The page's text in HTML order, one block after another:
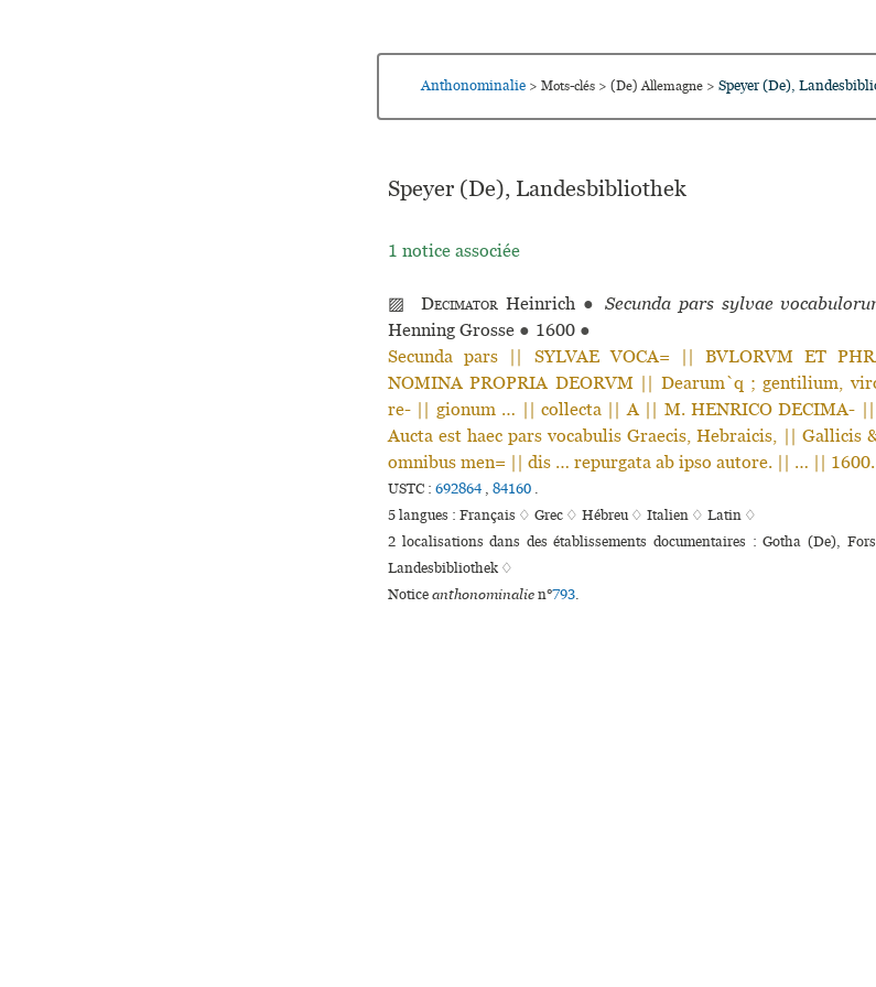
Anthonominalie > Mots-clés > (De) Allemagne > Speyer (De),
Speyer (De), Landesbibliothek
1 notice associée
▨ Decimator Heinrich ● Secunda pars sylvae
Henning Grosse ● 1600 ●
Secunda pars || SYLVAE VOCA= || BVLORVM ET
NOMINA PROPRIA DEORVM || Dearum`q ; gentilium,
re- || gionum … || collecta || A || M. HENRICO DECIMA- ||
Aucta est haec pars vocabulis Graecis, Hebraicis, || Gallicis
omnibus men= || dis … repurgata ab ipso autore. || … || 1600.
USTC : 692864 , 84160 .
5 langues : Français ♢ Grec ♢ Hébreu ♢ Italien ♢ Latin ♢
2 localisations dans des établissements documentaires : Gotha (De),
Landesbibliothek ♢
Noticeanthonominalien°793.